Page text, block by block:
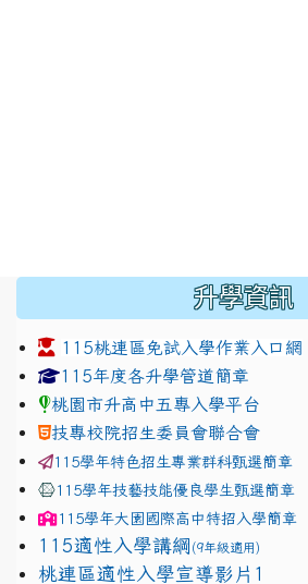
升學資訊
115桃連區免試入學作業入口網
link to https://
115年度各升學管道簡章
桃園市升高中五專入學平台
技專校院招生委員會聯合會
115學年特色招生專業群科甄選簡章
115學年技藝技能優良學生甄選簡章
115學年大園國際高中特招入學簡章
115適性入學講綱 (9年級適用)
link to https://
桃連區適性入學宣導影片1